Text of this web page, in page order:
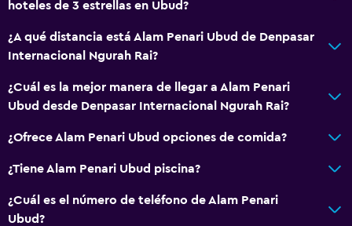
Accesibilidad y adecuación
Áreas designadas para fumadores
Secador de pelo
Aire libre
Jardín
Lavandería
hoteles de 3 estrellas en Ubud?
¿A qué distancia está Alam Penari Ubud de Denpasar
Internacional Ngurah Rai?
¿Cuál es la mejor manera de llegar a Alam Penari
Ubud desde Denpasar Internacional Ngurah Rai?
¿Ofrece Alam Penari Ubud opciones de comida?
¿Tiene Alam Penari Ubud piscina?
¿Cuál es el número de teléfono de Alam Penari
Ubud?